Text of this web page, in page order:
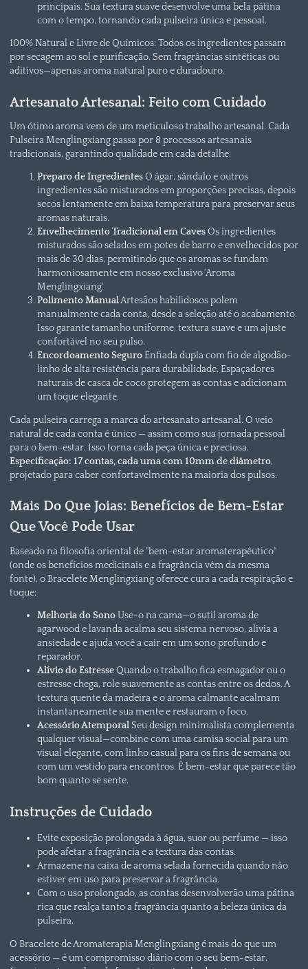
principais. Sua textura suave desenvolve uma bela pátina
com o tempo, tornando cada pulseira única e pessoal.
100% Natural e Livre de Químicos: Todos os ingredientes passam
por secagem ao sol e purificação. Sem fragrâncias sintéticas ou
aditivos—apenas aroma natural puro e duradouro.
Artesanato Artesanal: Feito com Cuidado
Um ótimo aroma vem de um meticuloso trabalho artesanal. Cada
Pulseira Menglingxiang passa por 8 processos artesanais
tradicionais, garantindo qualidade em cada detalhe:
Preparo de IngredientesO ágar, sândalo e outros
ingredientes são misturados em proporções precisas, depois
secos lentamente em baixa temperatura para preservar seus
aromas naturais.
Envelhecimento Tradicional em CavesOs ingredientes
misturados são selados em potes de barro e envelhecidos por
mais de 30 dias, permitindo que os aromas se fundam
harmoniosamente em nosso exclusivo 'Aroma
Menglingxiang'.
Polimento ManualArtesãos habilidosos polem
manualmente cada conta, desde a seleção até o acabamento.
Isso garante tamanho uniforme, textura suave e um ajuste
confortável no seu pulso.
Encordoamento SeguroEnfiada dupla com fio de algodão-
linho de alta resistência para durabilidade. Espaçadores
naturais de casca de coco protegem as contas e adicionam
um toque elegante.
Cada pulseira carrega a marca do artesanato artesanal. O veio
natural de cada conta é único — assim como sua jornada pessoal
para o bem-estar. Isso torna cada peça única e preciosa.
Especificação: 17 contas, cada uma com 10mm de diâmetro,
projetado para caber confortavelmente na maioria dos pulsos.
Mais Do Que Joias: Benefícios de Bem-Estar
Que Você Pode Usar
Baseado na filosofia oriental de "bem-estar aromaterapêutico"
(onde os benefícios medicinais e a fragrância vêm da mesma
fonte), o Bracelete Menglingxiang oferece cura a cada respiração e
toque:
Melhoria do SonoUse-o na cama—o sutil aroma de
agarwood e lavanda acalma seu sistema nervoso, alivia a
ansiedade e ajuda você a cair em um sono profundo e
reparador.
Alívio do EstresseQuando o trabalho fica esmagador ou o
estresse chega, role suavemente as contas entre os dedos. A
textura quente da madeira e o aroma calmante acalmam
instantaneamente sua mente e restauram o foco.
Acessório AtemporalSeu design minimalista complementa
qualquer visual—combine com uma camisa social para um
visual elegante, com linho casual para os fins de semana ou
com um vestido para encontros. É bem-estar que parece tão
bom quanto se sente.
Instruções de Cuidado
Evite exposição prolongada à água, suor ou perfume — isso
pode afetar a fragrância e a textura das contas.
Armazene na caixa de aroma selada fornecida quando não
estiver em uso para preservar a fragrância.
Com o uso prolongado, as contas desenvolverão uma pátina
rica que realça tanto a fragrância quanto a beleza única da
pulseira.
O Bracelete de Aromaterapia Menglingxiang é mais do que um
acessório — é um compromisso diário com o seu bem-estar.